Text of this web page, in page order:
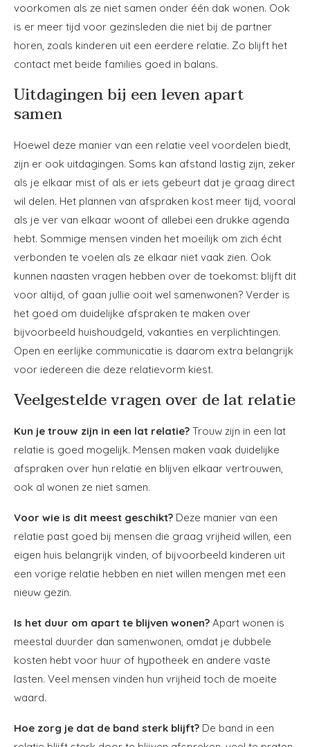
voorkomen als ze niet samen onder één dak wonen. Ook
is er meer tijd voor gezinsleden die niet bij de partner
horen, zoals kinderen uit een eerdere relatie. Zo blijft het
contact met beide families goed in balans.
Uitdagingen bij een leven apart
samen
Hoewel deze manier van een relatie veel voordelen biedt,
zijn er ook uitdagingen. Soms kan afstand lastig zijn, zeker
als je elkaar mist of als er iets gebeurt dat je graag direct
wil delen. Het plannen van afspraken kost meer tijd, vooral
als je ver van elkaar woont of allebei een drukke agenda
hebt. Sommige mensen vinden het moeilijk om zich écht
verbonden te voelen als ze elkaar niet vaak zien. Ook
kunnen naasten vragen hebben over de toekomst: blijft dit
voor altijd, of gaan jullie ooit wel samenwonen? Verder is
het goed om duidelijke afspraken te maken over
bijvoorbeeld huishoudgeld, vakanties en verplichtingen.
Open en eerlijke communicatie is daarom extra belangrijk
voor iedereen die deze relatievorm kiest.
Veelgestelde vragen over de lat relatie
Kun je trouw zijn in een lat relatie? Trouw zijn in een lat
relatie is goed mogelijk. Mensen maken vaak duidelijke
afspraken over hun relatie en blijven elkaar vertrouwen,
ook al wonen ze niet samen.
Voor wie is dit meest geschikt? Deze manier van een
relatie past goed bij mensen die graag vrijheid willen, een
eigen huis belangrijk vinden, of bijvoorbeeld kinderen uit
een vorige relatie hebben en niet willen mengen met een
nieuw gezin.
Is het duur om apart te blijven wonen? Apart wonen is
meestal duurder dan samenwonen, omdat je dubbele
kosten hebt voor huur of hypotheek en andere vaste
lasten. Veel mensen vinden hun vrijheid toch de moeite
waard.
Hoe zorg je dat de band sterk blijft? De band in een